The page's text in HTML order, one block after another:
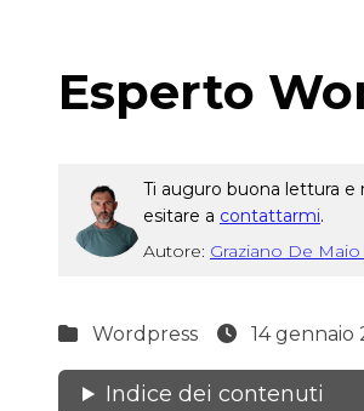
Esperto
Ti auguro buona lettura
esitare a contattarmi.
Autore: Graziano De Maio
Wordpress 14 gennaio
Indice dei contenuti